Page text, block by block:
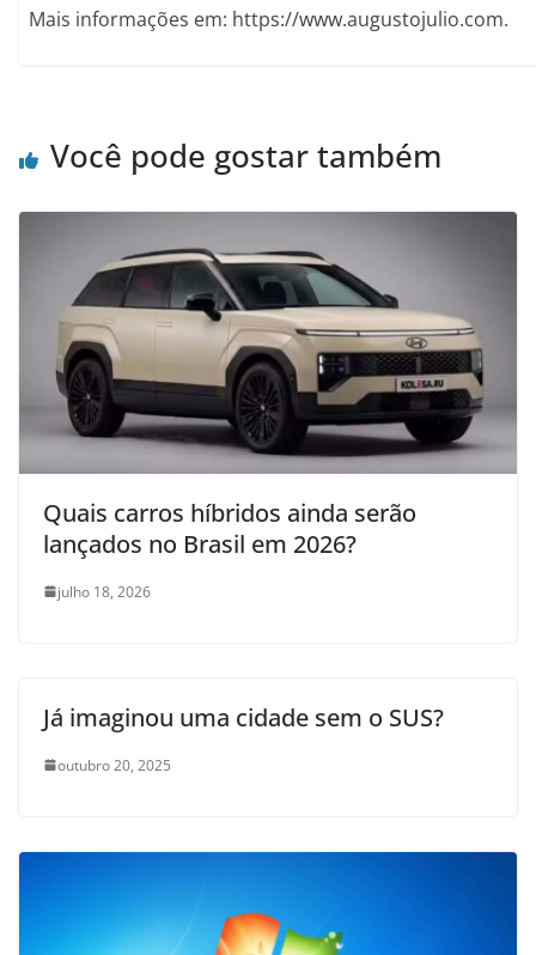
Mais informações em: https://www.augustojulio.com.
Você pode gostar também
Quais carros híbridos ainda serão
lançados no Brasil em 2026?
julho 18, 2026
Já imaginou uma cidade sem o SUS?
outubro 20, 2025